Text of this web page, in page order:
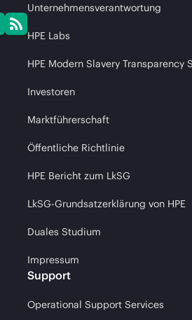
Unternehmensverantwortung
HPE Labs
HPE Modern Slavery Transparency
Investoren
Marktführerschaft
Öffentliche Richtlinie
HPE Bericht zum LkSG
LkSG-Grundsatzerklärung von HPE
Duales Studium
Impressum
Support
Operational Support Services